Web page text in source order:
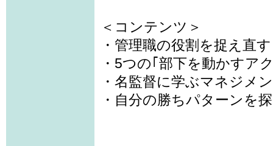
＜コンテンツ＞
・管理職の役割を捉え直す
・5つの｢部下を動かすア
・名監督に学ぶマネジメ
・自分の勝ちパターンを